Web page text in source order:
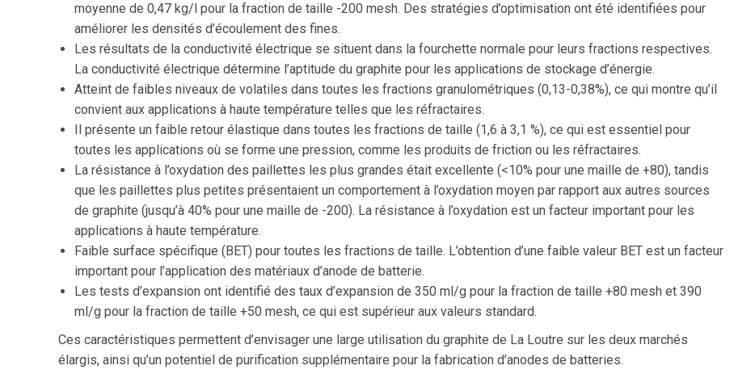
moyenne de 0,47 kg/l pour la fraction de taille -200 mesh. Des stratégies d’optimisation ont été identifiées pour
améliorer les densités d’écoulement des fines.
Les résultats de la conductivité électrique se situent dans la fourchette normale pour leurs fractions respectives.
La conductivité électrique détermine l’aptitude du graphite pour les applications de stockage d’énergie.
Atteint de faibles niveaux de volatiles dans toutes les fractions granulométriques (0,13-0,38%), ce qui montre qu’il
convient aux applications à haute température telles que les réfractaires.
Il présente un faible retour élastique dans toutes les fractions de taille (1,6 à 3,1 %), ce qui est essentiel pour
toutes les applications où se forme une pression, comme les produits de friction ou les réfractaires.
La résistance à l’oxydation des paillettes les plus grandes était excellente (<10% pour une maille de +80), tandis
que les paillettes plus petites présentaient un comportement à l’oxydation moyen par rapport aux autres sources
de graphite (jusqu’à 40% pour une maille de -200). La résistance à l’oxydation est un facteur important pour les
applications à haute température.
Faible surface spécifique (BET) pour toutes les fractions de taille. L’obtention d’une faible valeur BET est un facteur
important pour l’application des matériaux d’anode de batterie.
Les tests d’expansion ont identifié des taux d’expansion de 350 ml/g pour la fraction de taille +80 mesh et 390
ml/g pour la fraction de taille +50 mesh, ce qui est supérieur aux valeurs standard.
Ces caractéristiques permettent d’envisager une large utilisation du graphite de La Loutre sur les deux marchés
élargis, ainsi qu’un potentiel de purification supplémentaire pour la fabrication d’anodes de batteries.